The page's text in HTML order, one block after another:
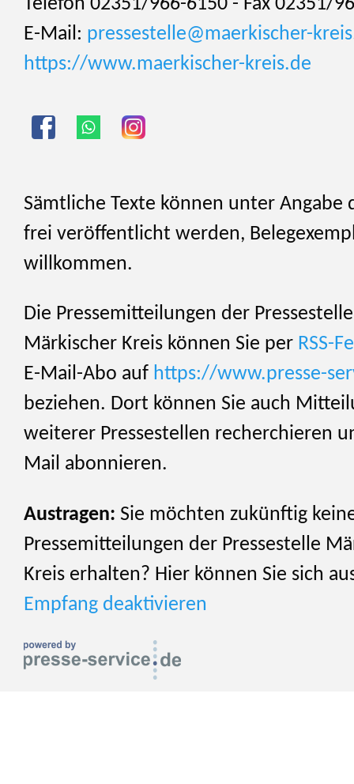
Telefon 02351/966-6150 - Fax 02351/
E-Mail: pressestelle@maerkischer-
https://www.maerkischer-kreis.de
Sämtliche Texte können unter Angabe
frei veröffentlicht werden,
willkommen.
Die Pressemitteilungen der Pressestelle
Märkischer Kreis können Sie per RSS-
E-Mail-Abo auf https://www.presse-
beziehen. Dort können Sie auch
weiterer Pressestellen recherchieren
Mail abonnieren.
Austragen: Sie möchten zukünftig
Pressemitteilungen der Pressestelle
Kreis erhalten? Hier können Sie sich
Empfang deaktivieren